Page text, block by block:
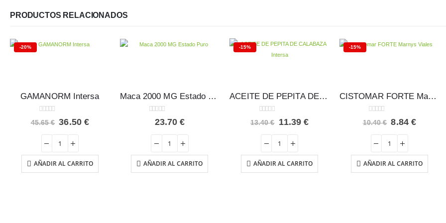
PRODUCTOS RELACIONADOS
-20%
GAMANORM Intersa
0out of 5
45.65€ El
original
era:
45.65 €.
36.50 €El
36.50 €.
AÑADIR AL CARRITO
Maca 2000 MG Estado Puro 60 caps.
out of 5
23.70€
AÑADIR AL CARRITO
-15%
ACEITE DE PEPITA DE CALABAZA Intersa
out of 5
13.40€ El
original
era:
13.40 €.
11.39€El
11.39 €.
AÑADIR AL CARRITO
-15%
CISTOMAR FORTE Marnys 5 viales
0 out of 5
10.40€ El
original
era:
10.40 €.
8.84 €El
8.84 €.
AÑADIR AL CARRITO